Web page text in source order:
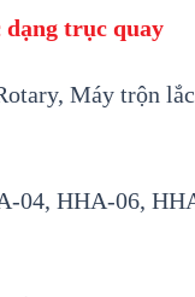
trục quay
Máy trộn
04, HHA-06,